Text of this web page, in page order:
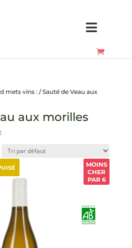
vins : / Sauté de Veau aux
aux morilles
MOINS
CHER
PAR 6